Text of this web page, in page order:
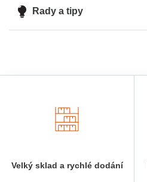
Rady a tipy
Velký sklad a rychlé dodání